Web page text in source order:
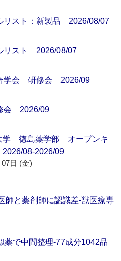
リスト：新製品 2026/08/07
リスト 2026/08/07
学会 研修会 2026/09
会 2026/09
学 徳島薬学部 オープンキ
08-2026/09
日 (金)
師と薬剤師に認識差‐獣医療専
薬で中間整理‐77成分1042品